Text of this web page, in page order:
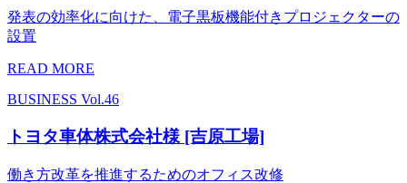
発表の効率化に向けた、電子黒板機能付きプロジェクターの
設置
READ MORE
BUSINESS Vol.46
トヨタ車体株式会社様 [吉原工場]
働き方改革を推進するためのオフィス改修